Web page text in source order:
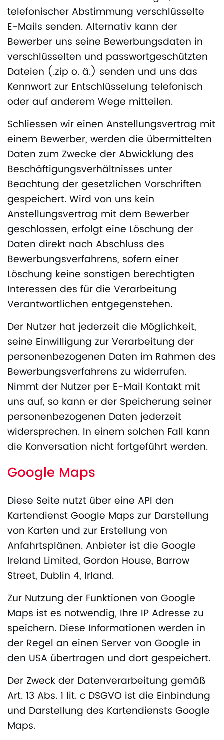
telefonischer Abstimmung verschlüsselte
E-Mails senden. Alternativ kann der
Bewerber uns seine Bewerbungsdaten in
verschlüsselten und passwortgeschützten
Dateien (.zip o. ä.) senden und uns das
Kennwort zur Entschlüsselung telefonisch
oder auf anderem Wege mitteilen.
Schliessen wir einen Anstellungsvertrag mit
einem Bewerber, werden die übermittelten
Daten zum Zwecke der Abwicklung des
Beschäftigungsverhältnisses unter
Beachtung der gesetzlichen Vorschriften
gespeichert. Wird von uns kein
Anstellungsvertrag mit dem Bewerber
geschlossen, erfolgt eine Löschung der
Daten direkt nach Abschluss des
Bewerbungsverfahrens, sofern einer
Löschung keine sonstigen berechtigten
Interessen des für die Verarbeitung
Verantwortlichen entgegenstehen.
Der Nutzer hat jederzeit die Möglichkeit,
seine Einwilligung zur Verarbeitung der
personenbezogenen Daten im Rahmen des
Bewerbungsverfahrens zu widerrufen.
Nimmt der Nutzer per E-Mail Kontakt mit
uns auf, so kann er der Speicherung seiner
personenbezogenen Daten jederzeit
widersprechen. In einem solchen Fall kann
die Konversation nicht fortgeführt werden.
Google Maps
Diese Seite nutzt über eine API den
Kartendienst Google Maps zur Darstellung
von Karten und zur Erstellung von
Anfahrtsplänen. Anbieter ist die Google
Ireland Limited, Gordon House, Barrow
Street, Dublin 4, Irland.
Zur Nutzung der Funktionen von Google
Maps ist es notwendig, Ihre IP Adresse zu
speichern. Diese Informationen werden in
der Regel an einen Server von Google in
den USA übertragen und dort gespeichert.
Der Zweck der Datenverarbeitung gemäß
Art. 13 Abs. 1 lit. c DSGVO ist die Einbindung
und Darstellung des Kartendiensts Google
Maps.